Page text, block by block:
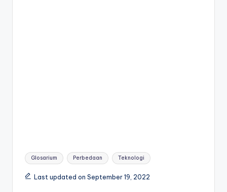
Tags:
Glosarium Perbedaan Teknologi
Last updated on September 19, 2022